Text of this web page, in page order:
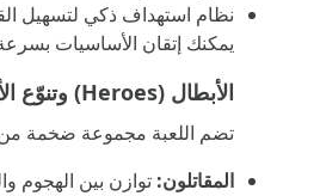
نظام استهداف ذكي لتسهيل
يمكنك إتقان الأساسيات
الأبطال (Heroes) وتنوّع الأدوار
تضم اللعبة مجموعة ضخمة من
المقاتلون: توازن بين الهجوم